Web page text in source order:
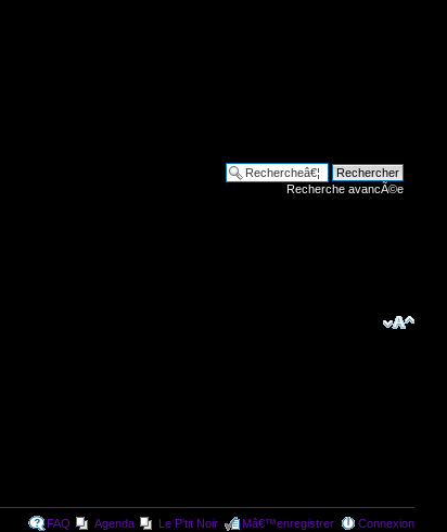
Recherche avancÃ©e
FAQ Agenda Le P'tit Noir Mâ€™enregistrer Connexion